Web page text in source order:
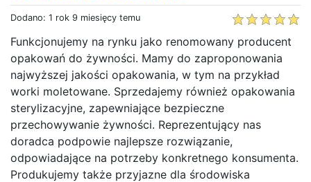
Dodano: 1 rok 9 miesięcy temu
Funkcjonujemy na rynku jako renomowany producent
opakowań do żywności. Mamy do zaproponowania
najwyższej jakości opakowania, w tym na przykład
worki moletowane. Sprzedajemy również opakowania
sterylizacyjne, zapewniające bezpieczne
przechowywanie żywności. Reprezentujący nas
doradca podpowie najlepsze rozwiązanie,
odpowiadające na potrzeby konkretnego konsumenta.
Produkujemy także przyjazne dla środowiska